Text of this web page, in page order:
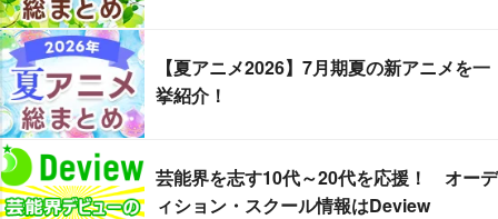
【夏アニメ2026】7月期夏の新アニメを一
挙紹介！
芸能界を志す10代～20代を応援！ オーデ
ィション・スクール情報はDeview